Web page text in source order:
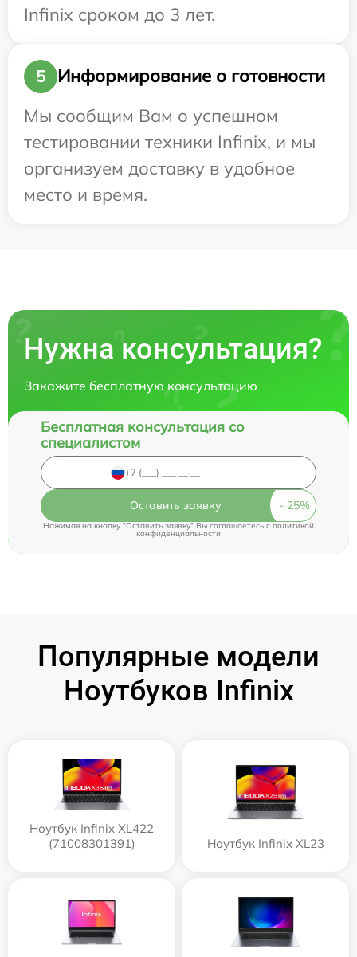
Infinix сроком до 3 лет.
5
Информирование о готовности
Мы сообщим Вам о успешном
тестировании техники Infinix, и мы
организуем доставку в удобное
место и время.
Нужна консультация?
Закажите бесплатную консультацию
Бесплатная консультация со
специалистом
Оставить заявку
Нажимая на кнопку "Оставить заявку" Вы соглашаетесь cполитикой
конфиденциальности
Популярные модели
Ноутбуков Infinix
Ноутбук Infinix XL422
(71008301391)
Ноутбук Infinix XL23